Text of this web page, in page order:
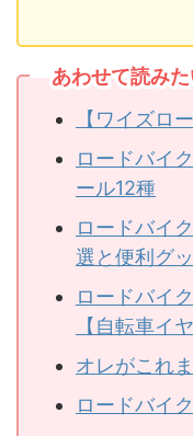
あわせて読み
【ワイズロ
ロードバイ
ール12種
ロードバイ
選と便利グ
ロードバイ
【自転車イ
オレがこれ
ロードバイ